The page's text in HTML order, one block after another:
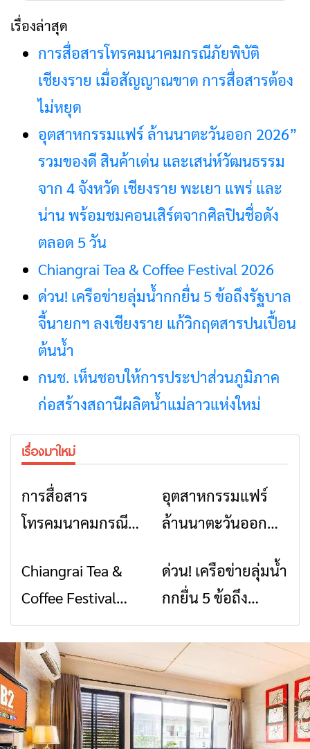
สำหรับ:
เรื่องล่าสุด
การสื่อสารโทรคมนาคมกรณีภัยพิบัติ
เชียงราย เมื่อสัญญาณขาด การสื่อสารต้อง
ไม่หยุด
อุตสาหกรรมแฟร์ ล้านนาตะวันออก 2026”
รวมของดี สินค้าเด่น และเสน่ห์วัฒนธรรม
จาก 4 จังหวัด เชียงราย พะเยา แพร่ และ
น่าน พร้อมชมคอนเสิร์ตจากศิลปินชื่อดัง
ตลอด 5 วัน
Chiangrai Tea & Coffee Festival 2026
ด่วน! เครือข่ายลุ่มน้ำกกยื่น 5 ข้อถึงรัฐบาล
จี้นายกฯ ลงเชียงราย แก้วิกฤตสารปนเปื้อน
ต้นน้ำ
กนช. เห็นชอบให้การประปาส่วนภูมิภาค
ก่อสร้างสถานีผลิตน้ำแม่ลาวแห่งใหม่
เรื่องมาใหม่
การสื่อสาร
โทรคมนาคมกรณีภัย
สัญญาณขาด การ
สื่อสารต้องไม่หยุด
ข่าวเชียงราย
อุตสาหกรรมแฟร์
ล้านนาตะวันออก
สินค้าเด่น และเสน่ห์
วัฒนธรรมจาก 4
จังหวัด เชียงราย
พะเยา แพร่ และ
น่าน พร้อมชม
คอนเสิร์ตจากศิลปิน
ชื่อดังตลอด 5 วัน
ข่าวเชียงราย
Chiangrai Tea &
Coffee Festival
2026
ข่าวเชียงราย
ด่วน! เครือข่ายลุ่มน้ำ
กกยื่น 5 ข้อถึง
รัฐบาล จี้นายกฯ ลง
เชียงราย แก้วิกฤต
สารปนเปื้อนต้นน้ำ